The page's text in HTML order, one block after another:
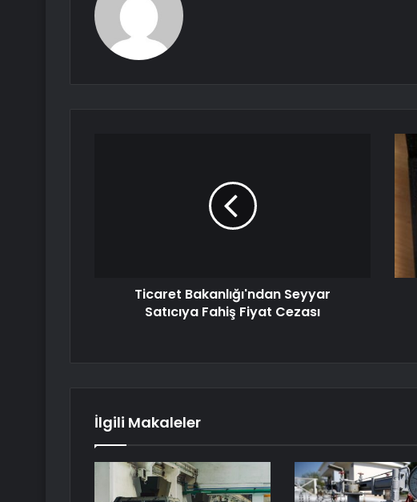
Ticaret Bakanlığı'ndan Seyyar
Satıcıya Fahiş Fiyat Cezası
İlgili Makaleler